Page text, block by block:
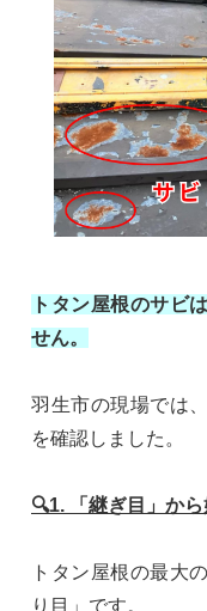
トタン屋根のサビ
せん。
羽生市の現場では
を確認しました。
🔍1. 「継ぎ目」か
トタン屋根の最大
り目」です。